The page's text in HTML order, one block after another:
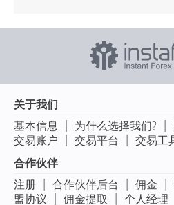
关于我们
基本信息
| 为什么选择我们? |
交易账户
| 交易平台 | 交易工
合作伙伴
注册 | 合作伙伴后台 | 佣金 |
盟协议
| 佣金提取 | 个人经理